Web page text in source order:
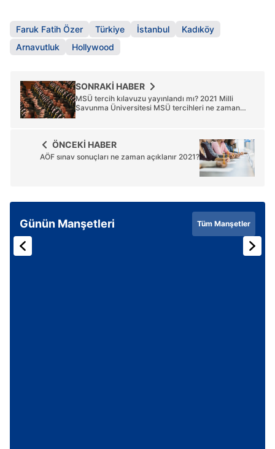
Faruk Fatih Özer Türkiye İstanbul
Kadıköy
Arnavutluk
Hollywood
SONRAKİ HABER
MSÜ tercih kılavuzu yayınlandı mı? 2021 Milli
Savunma Üniversitesi MSÜ tercihleri ne zaman
ÖNCEKİ HABER
AÖF sınav sonuçları ne zaman açıklanır 2021?
Günün Manşetleri Tüm Manşetler